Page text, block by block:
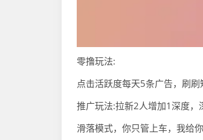
零撸玩法:
点击活跃度每天5条广告，刷
推广玩法:拉新2人增加1深度
滑落模式，你只管上车，我给